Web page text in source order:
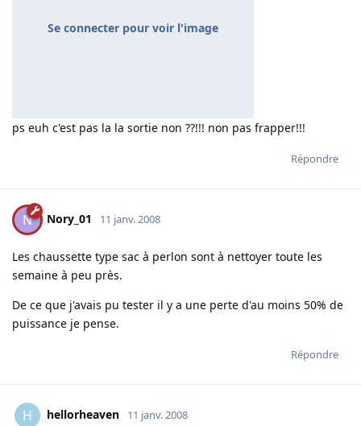
Se connecter pour voir l'image
ps euh c'est pas la la sortie non ??!!! non pas frapper!!!
Répondre
N Nory_01 11 janv. 2008
Les chaussette type sac à perlon sont à nettoyer toute les
semaine à peu près.
De ce que j'avais pu tester il y a une perte d'au moins 50% de
puissance je pense.
Répondre
H hellorheaven 11 janv. 2008